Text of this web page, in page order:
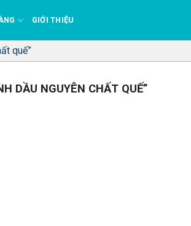
GIỚI THIỆU
quế”
DẦU NGUYÊN CHẤT QUẾ”